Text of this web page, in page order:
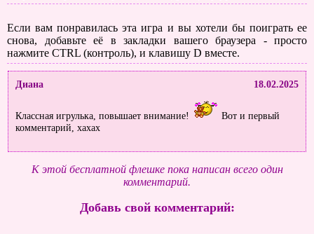
Если вам понравилась эта игра и вы хотели бы поиграть ее
снова, добавьте её в закладки вашего браузера - просто
нажмите CTRL (контроль), и клавишу D вместе.
Диана 18.02.2025
Классная игрулька, повышает внимание!
Вот и первый
комментарий, хахах
К этой бесплатной флешке пока написан всего один
комментарий.
Добавь свой комментарий: